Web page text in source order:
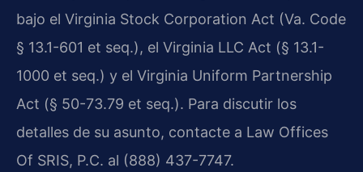
bajo el Virginia Stock Corporation Act (Va. Code
§ 13.1-601 et seq.), el Virginia LLC Act (§ 13.1-
1000 et seq.) y el Virginia Uniform Partnership
Act (§ 50-73.79 et seq.). Para discutir los
detalles de su asunto, contacte a Law Offices
Of SRIS, P.C. al (888) 437-7747.